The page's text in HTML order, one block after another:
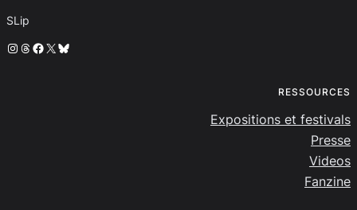
SLip
Instagram
Threads
Facebook
X Bluesky
RESSOURCES
Expositions et festivals
Presse
Videos
Fanzine